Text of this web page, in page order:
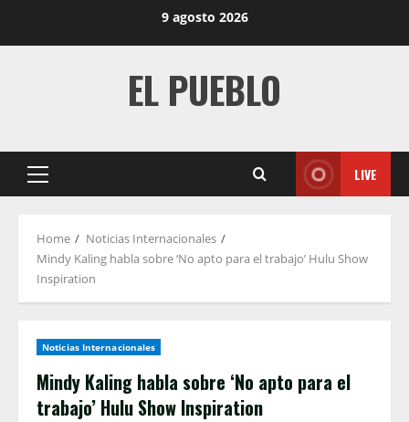
9 agosto 2026
EL PUEBLO
Primary
LIVE
Home
Noticias Internacionales
Mindy Kaling habla sobre ‘No apto para el trabajo’ Hulu Show
Inspiration
Noticias Internacionales
Mindy Kaling habla sobre ‘No apto para el
trabajo’ Hulu Show Inspiration